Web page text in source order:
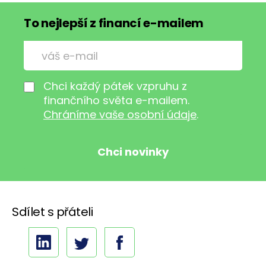
To nejlepší z financí e-mailem
Chci každý pátek vzpruhu z
finančního světa e-mailem.
Chráníme vaše osobní údaje.
Sdílet s přáteli